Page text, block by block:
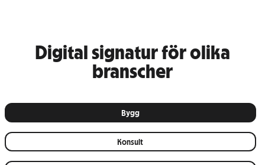
Digital signatur för olika
branscher
Bygg
Konsult